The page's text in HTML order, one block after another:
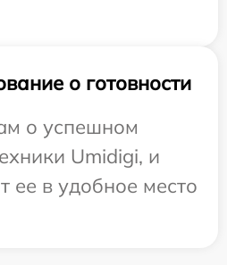
о готовности
о успешном
Umidigi, и
ее в удобное место